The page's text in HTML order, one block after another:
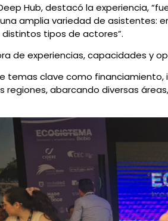
Hub, destacó la experiencia,
amplia variedad de asistentes:
tipos de actores”.
de experiencias, capacidades y
temas clave como
abarcando diversas